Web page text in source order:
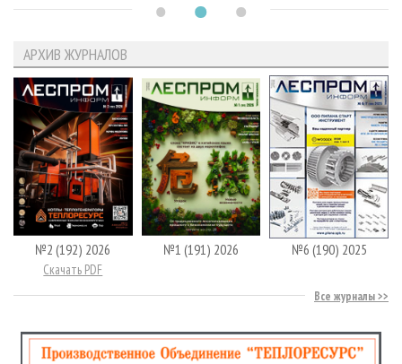
АРХИВ ЖУРНАЛОВ
№2 (192) 2026
Скачать PDF
№1 (191) 2026 №6 (190) 2025
Все журналы